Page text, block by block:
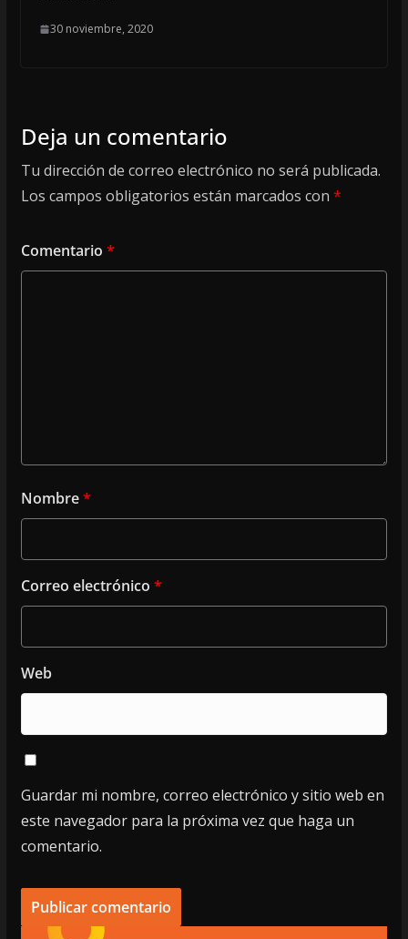
30 noviembre, 2020
Deja un comentario
Tu dirección de correo electrónico no será publicada.
Los campos obligatorios están marcados con *
Comentario *
Nombre*
Correo electrónico *
Web
Guardar mi nombre, correo electrónico y sitio web en
este navegador para la próxima vez que haga un
comentario.